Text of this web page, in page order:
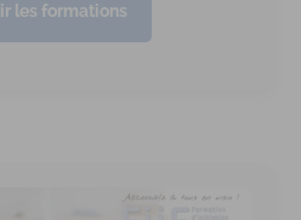
les formations